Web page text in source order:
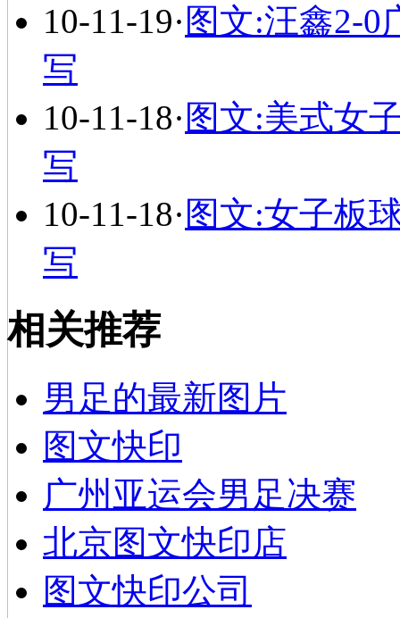
10-11-19· 图文:汪鑫2-0
写
10-11-18· 图文:美式女
写
10-11-18· 图文:女子板
写
相关推荐
男足的最新图片
图文快印
广州亚运会男足决赛
北京图文快印店
图文快印公司